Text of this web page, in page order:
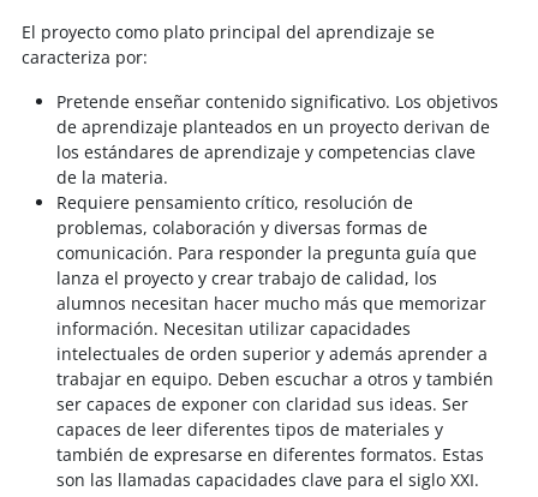
El proyecto como plato principal del aprendizaje se
caracteriza por:
Pretende enseñar contenido significativo. Los objetivos
de aprendizaje planteados en un proyecto derivan de
los estándares de aprendizaje y competencias clave
de la materia.
Requiere pensamiento crítico, resolución de
problemas, colaboración y diversas formas de
comunicación. Para responder la pregunta guía que
lanza el proyecto y crear trabajo de calidad, los
alumnos necesitan hacer mucho más que memorizar
información. Necesitan utilizar capacidades
intelectuales de orden superior y además aprender a
trabajar en equipo. Deben escuchar a otros y también
ser capaces de exponer con claridad sus ideas. Ser
capaces de leer diferentes tipos de materiales y
también de expresarse en diferentes formatos. Estas
son las llamadas capacidades clave para el siglo XXI.